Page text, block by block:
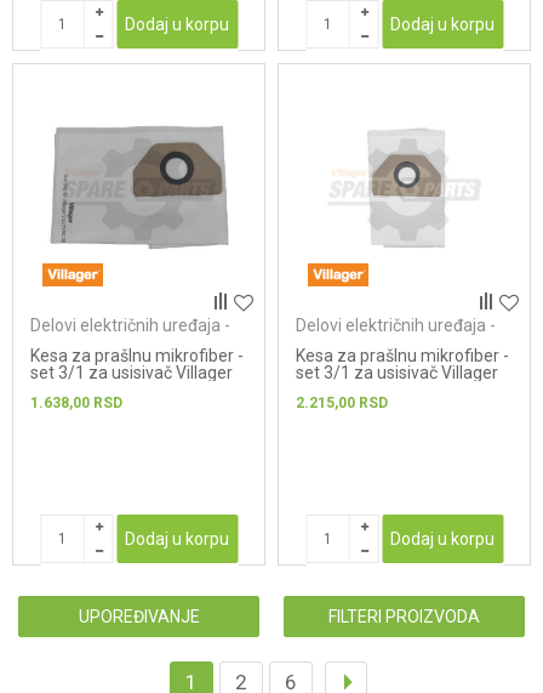
Dodaj u korpu Dodaj u korpu
Delovi električnih uređaja -
Kesa za prašInu mikrofiber -
set 3/1 za usisivač Villager
1.638,00 RSD
Dodaj u korpu
Delovi električnih uređaja -
Kesa za prašInu mikrofiber -
set 3/1 za usisivač Villager
2.215,00 RSD
Dodaj u korpu
UPOREĐIVANJE FILTERI PROIZVODA
1 2 6